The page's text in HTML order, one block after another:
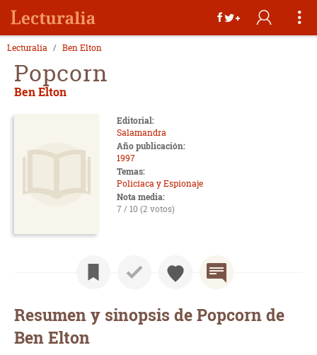
Lecturalia Ben Elton
Popcorn
Ben Elton
Editorial:
Salamandra
Año publicación:
1997
Temas:
Policíaca y Espionaje
Nota media:
7 / 10 (2 votos)
Resumen y sinopsis de Popcorn de
Ben Elton